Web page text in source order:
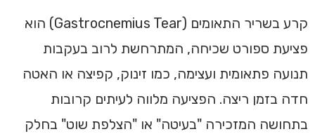
קרע בשריר התאומים (Gastrocnemius Tear) הוא
פציעת ספורט שכיחה, המתרחשת לרוב בעקבות
תנועה פתאומית ועצימה, כמו זינוק, קפיצה או האטה
חדה בזמן ריצה. הפציעה מלווה לעיתים קרובות
בתחושה המזכירה "בעיטה" או "הצלפת שוט" בחלק